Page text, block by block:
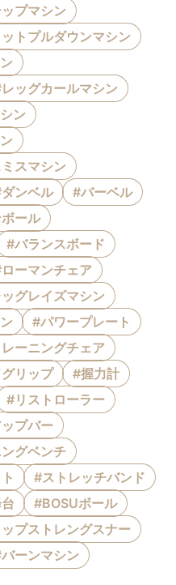
プマシン
トプルダウンマシン
ッグカールマシン
ン
スマシン
ンベル
#バーベル
ール
#バランスボード
ーマンチェア
グレイズマシン
#パワープレート
ーニングチェア
リップ
#握力計
#リストローラー
プバー
グベンチ
#ストレッチバンド
#BOSUボール
プストレングスナー
ーンマシン